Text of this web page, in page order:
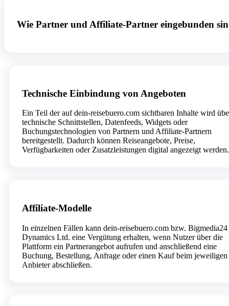
Wie Partner und Affiliate-Partner eingebunden
Technische Einbindung von Angeboten
Ein Teil der auf dein-reisebuero.com sichtbaren Inhalte wird
technische Schnittstellen, Datenfeeds, Widgets oder
Buchungstechnologien von Partnern und Affiliate-Partnern
bereitgestellt. Dadurch können Reiseangebote, Preise,
Verfügbarkeiten oder Zusatzleistungen digital angezeigt werden.
Affiliate-Modelle
In einzelnen Fällen kann dein-reisebuero.com bzw. Bigmedia24
Dynamics Ltd. eine Vergütung erhalten, wenn Nutzer über die
Plattform ein Partnerangebot aufrufen und anschließend eine
Buchung, Bestellung, Anfrage oder einen Kauf beim jeweiligen
Anbieter abschließen.